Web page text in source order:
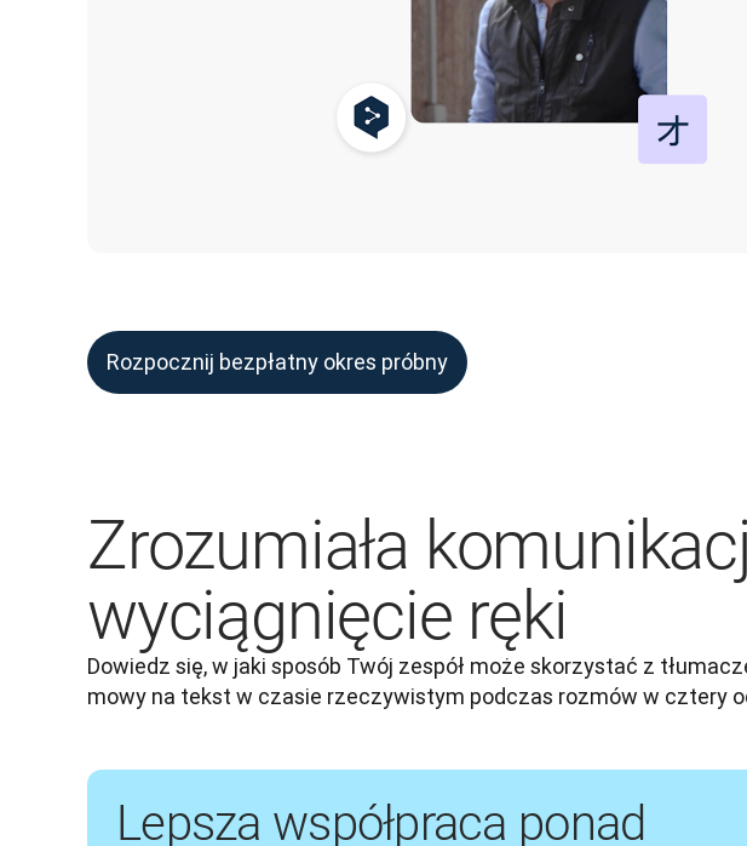
Rozpocznij bezpłatny okres próbny
Zrozumiała
wyciągnięcie ręki
Dowiedz się, w jaki sposób Twój zespół może skorzystać z
mowy na tekst w czasie rzeczywistym podczas rozmów w cztery
Lepsza współpraca ponad